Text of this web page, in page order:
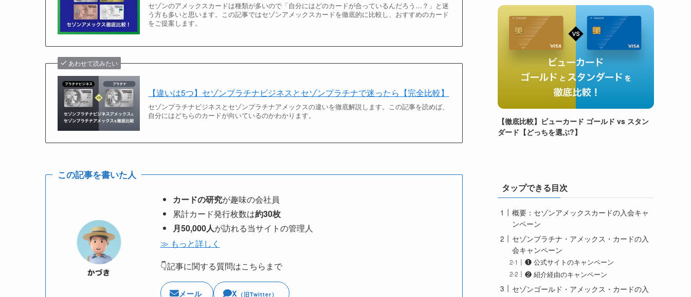
セゾンのアメックスカードは種類が多いので「自分にはどのカードが合っているんだろう…？」と迷
う方も多いと思います。この記事ではセゾンアメックスカードを徹底的に比較し、おすすめのカード
をご提案します。
あわせて読みたい
【違いは5つ】セゾンプラチナビジネスとセゾンプラチナで迷ったら【完全比較】
セゾンプラチナビジネスとセゾンプラチナアメックスの違いを徹底解説します。この記事を読めば、
自分にはどちらのカードが向いているのかわかります。
この記事を書いた人
カードの研究が趣味の会社員
累計カード発行枚数は約30枚
月50,000人が訪れる当サイトの管理人
≫ もっと詳しく
👇記事に関する質問はこちらまで
メール X （旧Twitter）
【徹底比較】ビューカード ゴールド vs スタン
ダード【どっちを選ぶ?】
タップできる目次
概要：セゾンアメックスカードの入会キャ
ンペーン
セゾンプラチナ・アメックス・カードの入
会キャンペーン
❶ 公式サイトのキャンペーン
❷ 紹介経由のキャンペーン
セゾンゴールド・アメックス・カードの入